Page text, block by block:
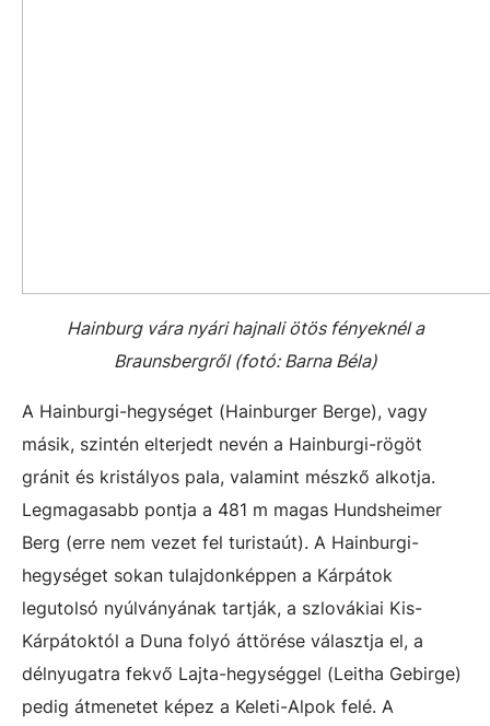
Hainburg vára nyári hajnali ötös fényeknél a
Braunsbergről (fotó: Barna Béla)
A Hainburgi-hegységet (Hainburger Berge), vagy
másik, szintén elterjedt nevén a Hainburgi-rögöt
gránit és kristályos pala, valamint mészkő alkotja.
Legmagasabb pontja a 481 m magas Hundsheimer
Berg (erre nem vezet fel turistaút). A Hainburgi-
hegységet sokan tulajdonképpen a Kárpátok
legutolsó nyúlványának tartják, a szlovákiai Kis-
Kárpátoktól a Duna folyó áttörése választja el, a
délnyugatra fekvő Lajta-hegységgel (Leitha Gebirge)
pedig átmenetet képez a Keleti-Alpok felé. A